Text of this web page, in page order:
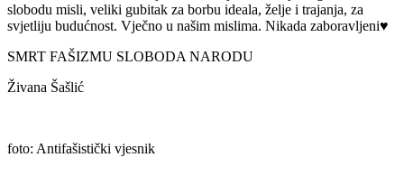
slobodu misli, veliki gubitak za borbu ideala, želje i trajanja, za
svjetliju budućnost. Vječno u našim mislima. Nikada zaboravljeni♥️
SMRT FAŠIZMU SLOBODA NARODU
Živana Šašlić
foto: Antifašistički vjesnik